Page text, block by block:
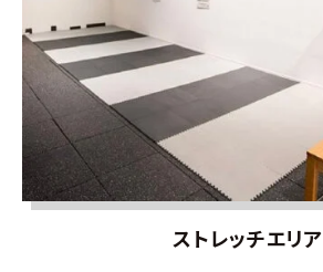
ストレッチエリア